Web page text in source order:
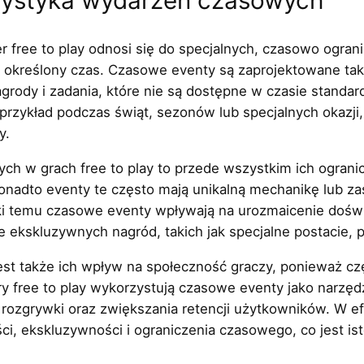
free to play odnosi się do specjalnych, czasowo
czas. Czasowe eventy są zaprojektowane
i zadania, które nie są dostępne w czasie
podczas świąt, sezonów lub specjalnych
w grach free to play to przede wszystkim ich
eventy te często mają unikalną mechanikę lub
czasowe eventy wpływają na urozmaicenie
ekskluzywnych nagród, takich jak specjalne postacie,
także ich wpływ na społeczność graczy, ponieważ
free to play wykorzystują czasowe eventy jako
oraz zwiększania retencji użytkowników. W
ekskluzywności i ograniczenia czasowego, co jest